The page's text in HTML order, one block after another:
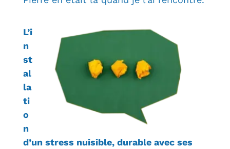
L’i
n
st
al
la
ti
o
n
d’un stress nuisible, durable avec ses